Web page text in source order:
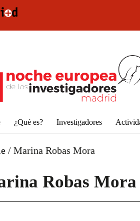
¿Qué es? Investigadores
/ Marina Robas Mora
Robas Mora